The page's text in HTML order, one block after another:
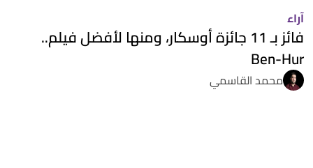
آراء
فائز بـ 11 جائزة أوسكار، ومنها لأفضل فيلم..
Ben-Hur
محمد القاسمي